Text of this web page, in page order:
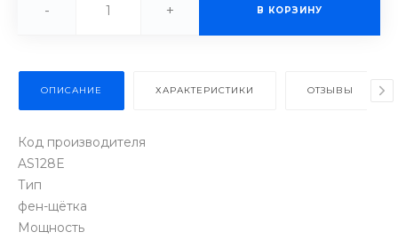
- + В КОРЗИНУ
ОПИСАНИЕ ХАРАКТЕРИСТИКИ ОТЗЫВЫ
Код производителя
AS128E
Тип
фен-щётка
Мощность